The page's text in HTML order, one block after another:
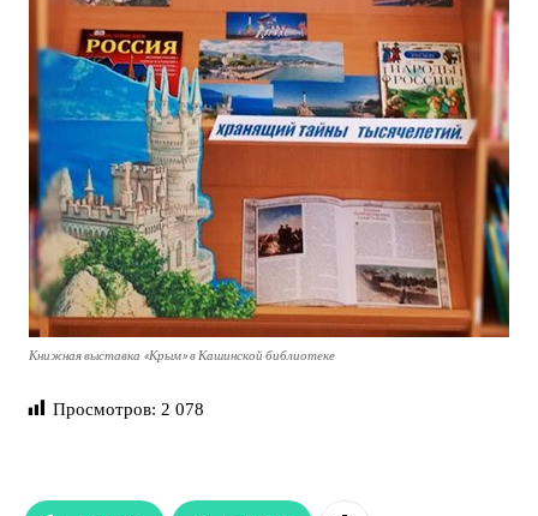
Книжная выставка «Крым» в Кашинской библиотеке
Просмотров: 2 078